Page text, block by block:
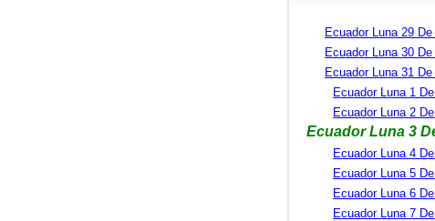
Ecuador Luna 29
Ecuador Luna 30
Ecuador Luna 31
Ecuador Luna 1
Ecuador Luna 2
Ecuador Luna 3
Ecuador Luna 4
Ecuador Luna 5
Ecuador Luna 6
Ecuador Luna 7